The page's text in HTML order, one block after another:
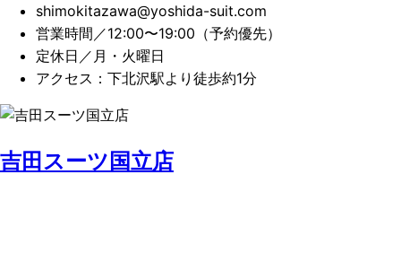
shimokitazawa@yoshida-suit.com
営業時間／12:00〜19:00（予約優先）
定休日／月・火曜日
アクセス：下北沢駅より徒歩約1分
吉田スーツ国立店